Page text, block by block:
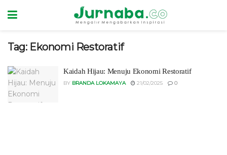
Tag: Ekonomi Restoratif
Kaidah Hijau: Menuju Ekonomi Restoratif
BY BRANDA LOKAMAYA 21/02/2025 0